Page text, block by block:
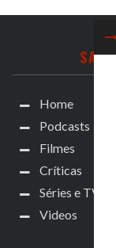
Home
Podcasts
Filmes
Críticas
Séries e TV
Videos